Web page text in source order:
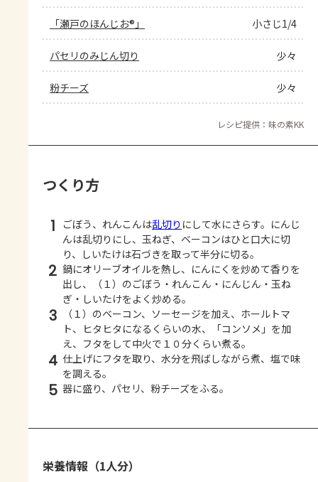
「瀬戸のほんじお®」 小さじ1/4
パセリのみじん切り 少々
粉チーズ 少々
レシピ提供：味の素KK
つくり方
1 ごぼう、れんこんは乱切り にして水にさらす。にんじ
んは乱切りにし、玉ねぎ、ベーコンはひと口大に切
り、しいたけは石づきを取って半分に切る。
2 鍋にオリーブオイルを熱し、にんにくを炒めて香りを
出し、（１）のごぼう・れんこん・にんじん・玉ね
ぎ・しいたけをよく炒める。
3
（１）のベーコン、ソーセージを加え、ホールトマ
ト、ヒタヒタになるくらいの水、「コンソメ」を加
え、フタをして中火で１０分くらい煮る。
4 仕上げにフタを取り、水分を飛ばしながら煮、塩で味
を調える。
5 器に盛り、パセリ、粉チーズをふる。
栄養情報（1人分）